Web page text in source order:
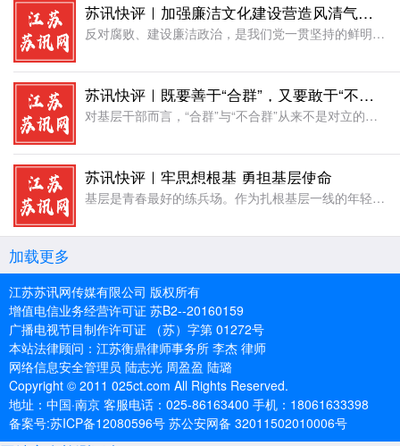
苏讯快评｜加强廉洁文化建设营造风清气正的政治生态
反对腐败、建设廉洁政治，是我们党一贯坚持的鲜明政治立场，是党自我革命必须长期抓好的重大政治任务。全面从严治党，既要靠治标，猛药去疴，重典治乱;也要靠治本，正心修身，涵养文化，守住为政之本。加强新时代廉
苏讯快评｜既要善于“合群”，又要敢于“不合群”
对基层干部而言，“合群”与“不合群”从来不是对立的选择，而是为官从政必须拿捏好的处世智慧、履职尽责必须坚守的价值准则。“合群”与否，需具体问题具体分析。合群，是团结协作的素养;不合群，是遵规守纪的坚持
苏讯快评｜牢思想根基 勇担基层使命
基层是青春最好的练兵场。作为扎根基层一线的年轻干部，我们身处服务群众、推进发展、落实政策的最前沿，一言一行关乎政府形象，一举一动连着民生福祉。新时代新征程，年轻干部唯有拧紧思想“总开关”、扛起履职“硬
加载更多
江苏苏讯网传媒有限公司 版权所有
增值电信业务经营许可证 苏B2--20160159
广播电视节目制作许可证 （苏）字第 01272号
本站法律顾问：江苏衡鼎律师事务所 李杰 律师
网络信息安全管理员 陆志光 周盈盈 陆璐
Copyright © 2011 025ct.com All Rights Reserved.
地址：中国·南京 客服电话：025-86163400 手机：18061633398
备案号:苏ICP备12080596号 苏公安网备 32011502010006号